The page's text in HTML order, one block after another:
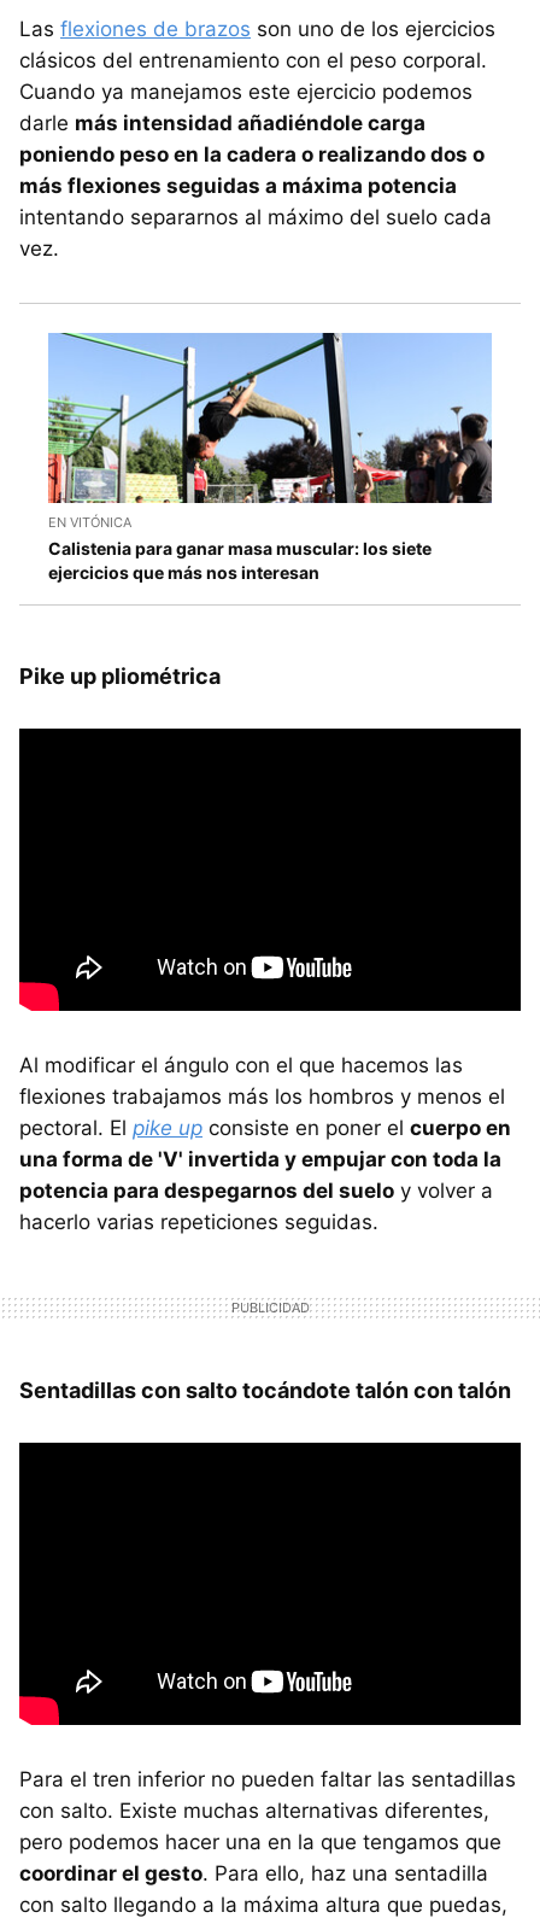
Las flexiones de brazos son uno de los ejercicios
clásicos del entrenamiento con el peso corporal.
Cuando ya manejamos este ejercicio podemos
darle más intensidad añadiéndole carga
poniendo peso en la cadera o realizando dos o
más flexiones seguidas a máxima potencia
intentando separarnos al máximo del suelo cada
vez.
EN VITÓNICA
Calistenia para ganar masa muscular: los siete
ejercicios que más nos interesan
Pike up pliométrica
Al modificar el ángulo con el que hacemos las
flexiones trabajamos más los hombros y menos el
pectoral. El pike up consiste en poner el cuerpo en
una forma de 'V' invertida y empujar con toda la
potencia para despegarnos del suelo y volver a
hacerlo varias repeticiones seguidas.
Sentadillas con salto tocándote talón con talón
Para el tren inferior no pueden faltar las sentadillas
con salto. Existe muchas alternativas diferentes,
pero podemos hacer una en la que tengamos que
coordinar el gesto. Para ello, haz una sentadilla
con salto llegando a la máxima altura que puedas,